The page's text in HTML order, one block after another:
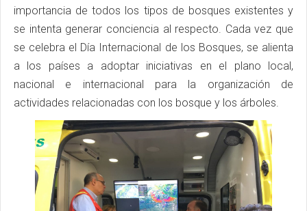
importancia de todos los tipos de bosques existentes y
se intenta generar conciencia al respecto. Cada vez que
se celebra el Día Internacional de los Bosques, se alienta
a los países a adoptar iniciativas en el plano local,
nacional e internacional para la organización de
actividades relacionadas con los bosque y los árboles.